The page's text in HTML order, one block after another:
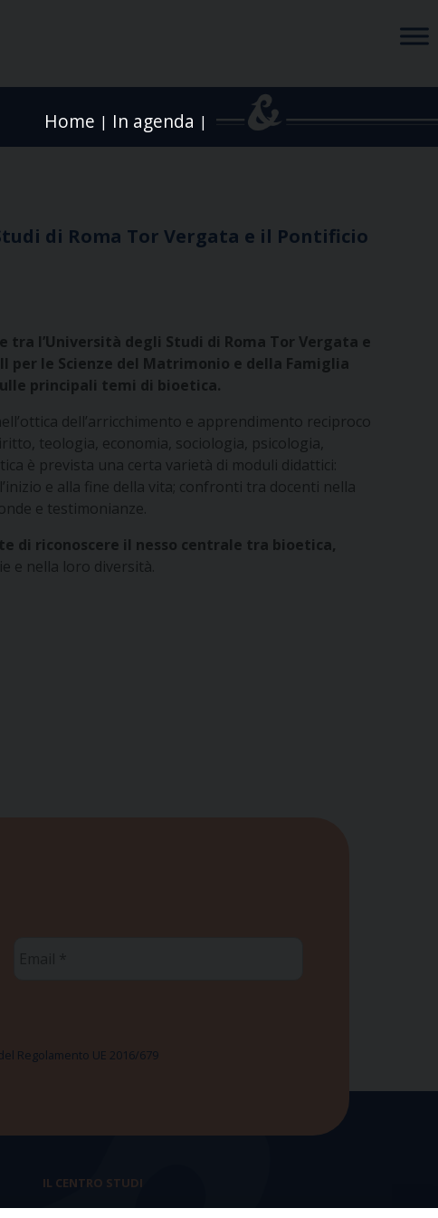
Home | In agenda |
di Roma Tor Vergata e il Pontificio
l’Università degli Studi di Roma Tor Vergata e
le Scienze del Matrimonio e della Famiglia
principali temi di bioetica.
dell’arricchimento e apprendimento reciproco
teologia, economia, sociologia, psicologia,
è prevista una certa varietà di moduli didattici:
e alla fine della vita; confronti tra docenti nella
e testimonianze.
di riconoscere il nesso centrale tra bioetica,
e nella loro diversità.
Regolamento UE 2016/679
IL CENTRO STUDI